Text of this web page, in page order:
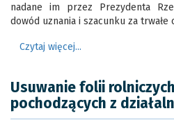
nadane im przez Prezydenta
dowód uznania i szacunku za trwałe
Czytaj więcej...
Usuwanie folii
pochodzących z